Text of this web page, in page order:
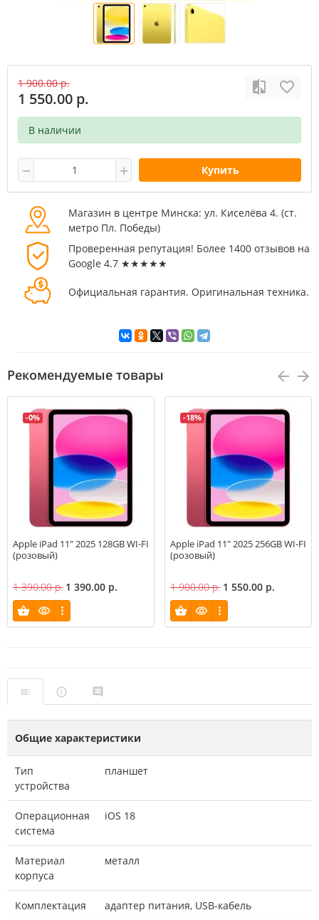
1 900.00 р.
1 550.00 р.
В наличии
Купить
Магазин в центре Минска: ул. Киселёва 4. (cт.
метро Пл. Победы)
Проверенная репутация! Более 1400 отзывов на
Google 4.7 ★★★★★
Официальная гарантия. Оригинальная техника.
Рекомендуемые товары
-0%
Apple iPad 11" 2025 128GB WI-FI
(розовый)
1 390.00 р. 1 390.00 р.
-18%
Apple iPad 11" 2025 256GB WI-FI
(розовый)
1 900.00 р. 1 550.00 р.
Общие характеристики
Тип
устройства
планшет
Операционная
система
iOS 18
Материал
корпуса
металл
Комплектация адаптер питания, USB-кабель